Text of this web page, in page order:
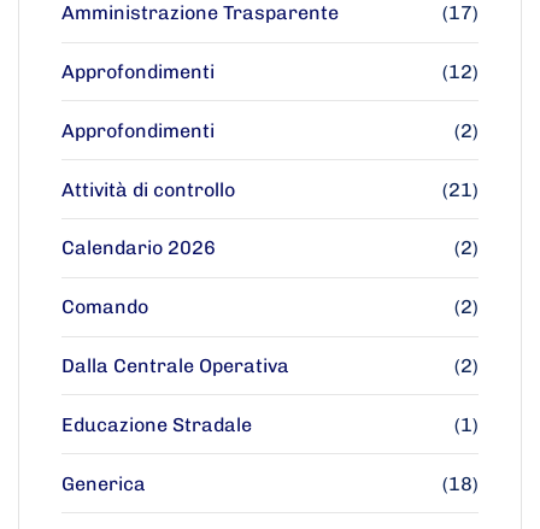
Amministrazione Trasparente (17)
Approfondimenti (12)
Approfondimenti (2)
Attività di controllo (21)
Calendario 2026 (2)
Comando (2)
Dalla Centrale Operativa (2)
Educazione Stradale (1)
Generica (18)